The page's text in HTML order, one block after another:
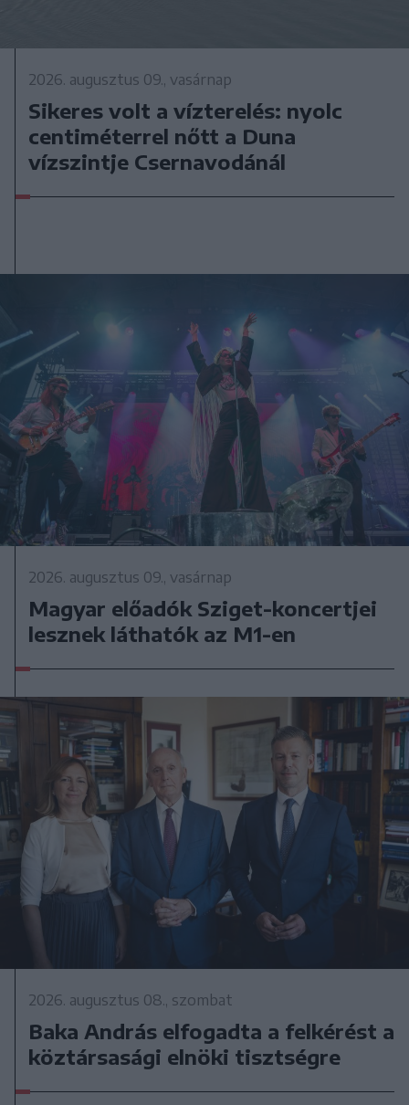
2026. augusztus 09., vasárnap
Sikeres volt a vízterelés: nyolc
centiméterrel nőtt a Duna
vízszintje Csernavodánál
2026. augusztus 09., vasárnap
Magyar előadók Sziget-koncertjei
lesznek láthatók az M1-en
2026. augusztus 08., szombat
Baka András elfogadta a felkérést a
köztársasági elnöki tisztségre